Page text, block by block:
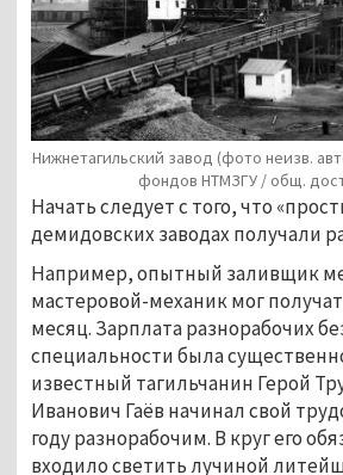
Нижнетагильский завод (фото неизв.
фондов НТМЗГУ / общ.
Начать следует с того, что
демидовских заводах получали
Например, опытный заливщик
мастеровой-механик мог
месяц. Зарплата разнорабочих
специальности была
известный тагильчанин Герой
Иванович Гаёв начинал свой
году разнорабочим. В круг его
входило светить лучиной